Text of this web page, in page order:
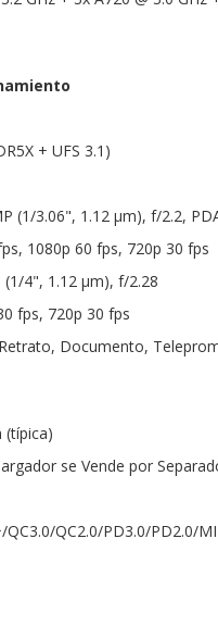
+ UFS 3.1)
(1/3.06", 1.12 µm), f/2.2,
1080p 60 fps, 720p 30 fps
4", 1.12 µm), f/2.28
fps, 720p 30 fps
Documento,
(típica)
se Vende por
QC2.0/PD3.0/PD2.0/MI